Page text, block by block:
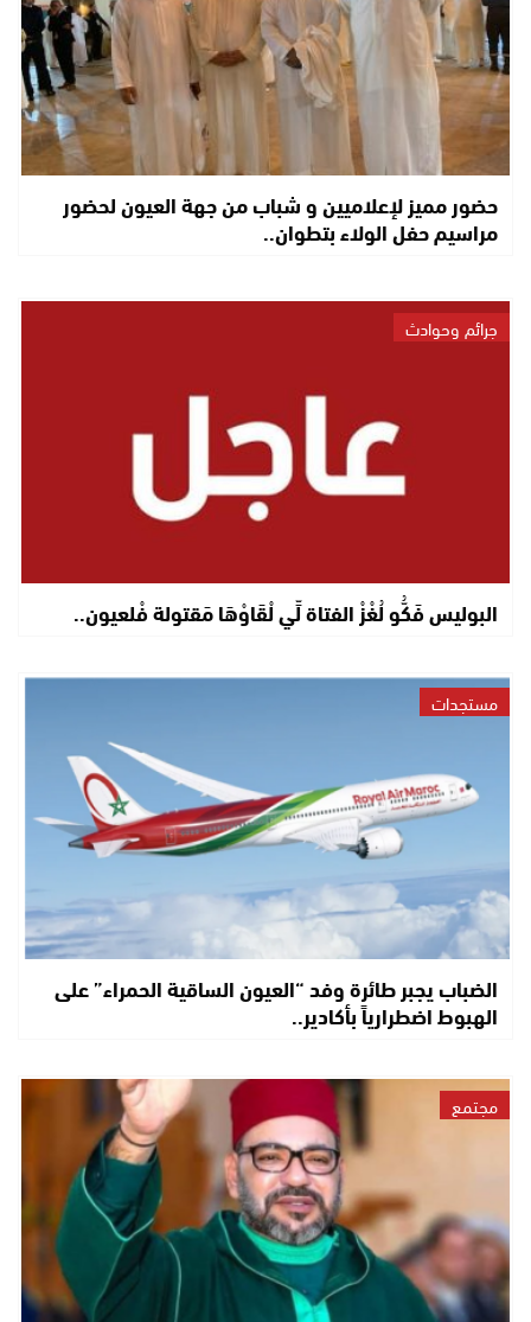
حضور مميز لإعلاميين و شباب من جهة العيون لحضور
مراسيم حفل الولاء بتطوان..
جرائم وحوادث
البوليس فَكُّو لُغْزْ الفتاة لِّي لْقَاوْهَا مَقتولة فْلعيون..
مستجدات
الضباب يجبر طائرة وفد “العيون الساقية الحمراء” على
الهبوط اضطرارياً بأكادير..
مجتمع